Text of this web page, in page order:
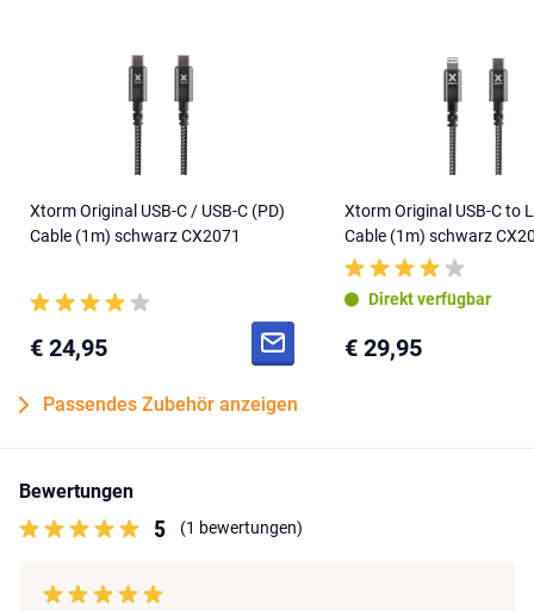
Xtorm Original USB-C / USB-C (PD)
Cable (1m) schwarz CX2071
€ 24,95
Xtorm Original USB-C to
Cable (1m) schwarz
Direkt verfügbar
€ 29,95
Passendes Zubehör anzeigen
Bewertungen
5 (1 bewertungen)